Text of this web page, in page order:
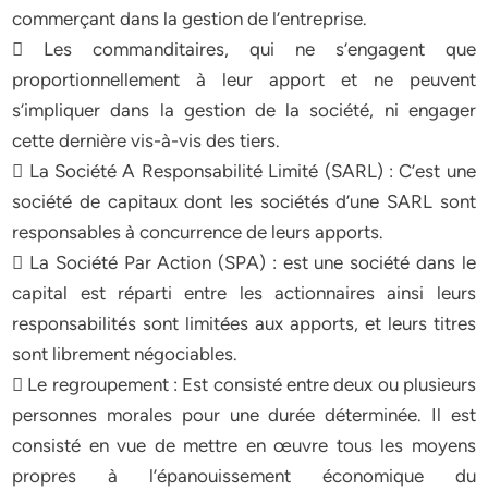
commerçant dans la gestion de l’entreprise.
 Les commanditaires, qui ne s’engagent que
proportionnellement à leur apport et ne peuvent
s’impliquer dans la gestion de la société, ni engager
cette dernière vis-à-vis des tiers.
 La Société A Responsabilité Limité (SARL) : C’est une
société de capitaux dont les sociétés d’une SARL sont
responsables à concurrence de leurs apports.
 La Société Par Action (SPA) : est une société dans le
capital est réparti entre les actionnaires ainsi leurs
responsabilités sont limitées aux apports, et leurs titres
sont librement négociables.
 Le regroupement : Est consisté entre deux ou plusieurs
personnes morales pour une durée déterminée. Il est
consisté en vue de mettre en œuvre tous les moyens
propres à l’épanouissement économique du